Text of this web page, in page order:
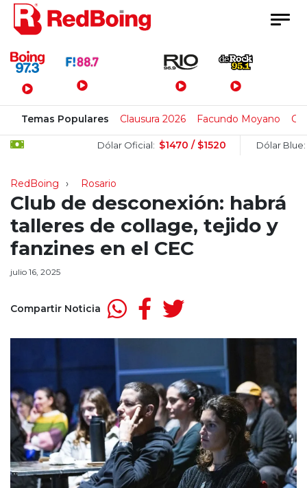
Menú Principal
Temas Populares Clausura 2026 Facundo Moyano
Dólar Oficial: $1470 / $1520 Dólar Blue:
RedBoing Rosario
Club de desconexión: habrá
talleres de collage, tejido y
fanzines en el CEC
julio 16, 2025
Compartir Noticia